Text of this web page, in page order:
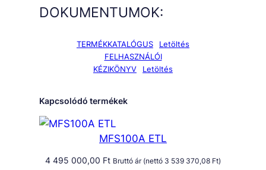
DOKUMENTUMOK:
TERMÉKKATALÓGUS
Letöltés
FELHASZNÁLÓI
KÉZIKÖNYV
Letöltés
Kapcsolódó termékek
MFS100A ETL
4 495 000,00 Ft Bruttó ár (nettó 3 539 370,08 Ft)